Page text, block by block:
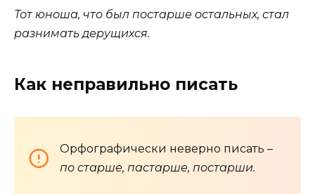
Тот юноша, что был постарше остальных, стал
разнимать дерущихся.
Как неправильно писать
Орфографически неверно писать –
по старше, пастарше, постарши.